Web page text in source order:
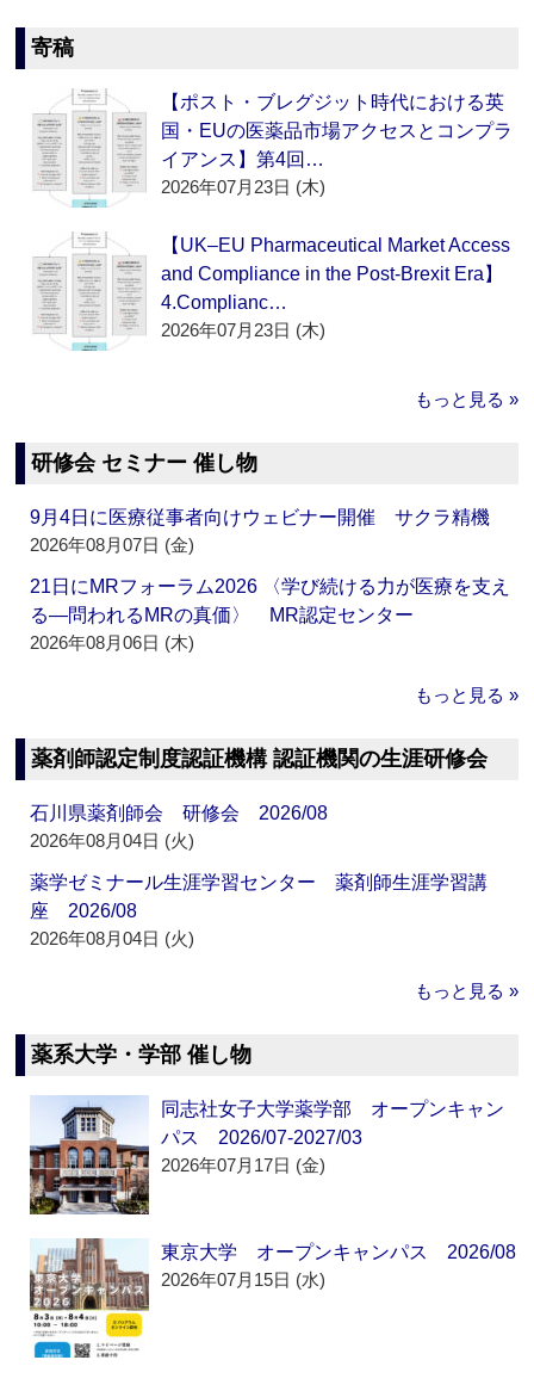
寄稿
【ポスト・ブレグジット時代における英
国・EUの医薬品市場アクセスとコンプラ
イアンス】第4回…
2026年07月23日 (木)
【UK–EU Pharmaceutical Market Access
and Compliance in the Post-Brexit Era】
4.Complianc…
2026年07月23日 (木)
もっと見る »
研修会 セミナー 催し物
9月4日に医療従事者向けウェビナー開催 サクラ精機
2026年08月07日 (金)
21日にMRフォーラム2026 〈学び続ける力が医療を支え
る―問われるMRの真価〉 MR認定センター
2026年08月06日 (木)
もっと見る »
薬剤師認定制度認証機構 認証機関の生涯研修会
石川県薬剤師会 研修会 2026/08
2026年08月04日 (火)
薬学ゼミナール生涯学習センター 薬剤師生涯学習講
座 2026/08
2026年08月04日 (火)
もっと見る »
薬系大学・学部 催し物
同志社女子大学薬学部 オープンキャン
パス 2026/07-2027/03
2026年07月17日 (金)
東京大学 オープンキャンパス 2026/08
2026年07月15日 (水)